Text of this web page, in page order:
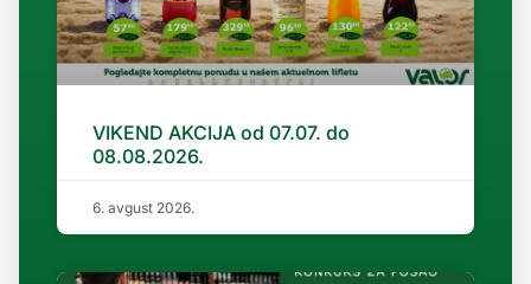
VIKEND AKCIJA od 07.07. do
08.08.2026.
6. avgust 2026.